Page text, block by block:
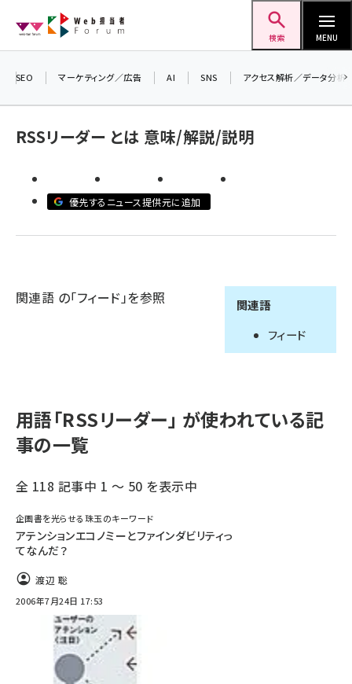
ン
検索 MENU
seo (3524)
ai (2804)
youtube (2431)
セミナー (2306)
SEO マーケティング／広告 AI SNS アクセス解析／データ分析
RSSリーダー とは 意味/解説/説明
優先するニュース提供元に追加
関連語
フィード
関連語 の「フィード」を参照
用語「RSSリーダー」 が使われている記
事の一覧
全 118 記事中 1 ～ 50 を表示中
企画書を光らせる珠玉のキーワード
アテンションエコノミーとファインダビリティっ
てなんだ？
渡辺 聡
2006年7月24日 17:53